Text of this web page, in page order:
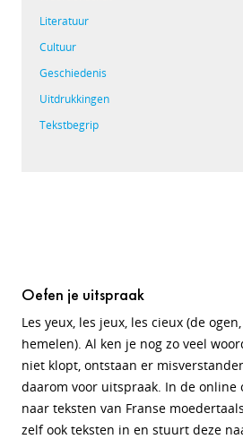
Literatuur
Cultuur
Geschiedenis
Uitdrukkingen
Tekstbegrip
Oefen je uitspraak
Les yeux, les jeux, les cieux (de
hemelen). Al ken je nog zo veel
niet klopt, ontstaan er
daarom voor uitspraak. In de online
naar teksten van Franse
zelf ook teksten in en stuurt deze